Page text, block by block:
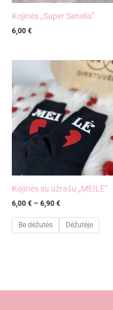
Kojinės „Super Senelis”
6,00 €
Kojinės su užrašu „MEILĖ”
6,00 € – 6,90 €
range:
through
6,90 €
Be dėžutės Dėžutėje